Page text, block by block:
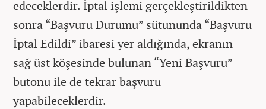
edeceklerdir. İptal işlemi gerçekleştirildikten
sonra “Başvuru Durumu” sütununda “Başvuru
İptal Edildi” ibaresi yer aldığında, ekranın
sağ üst köşesinde bulunan “Yeni Başvuru”
butonu ile de tekrar başvuru
yapabileceklerdir.